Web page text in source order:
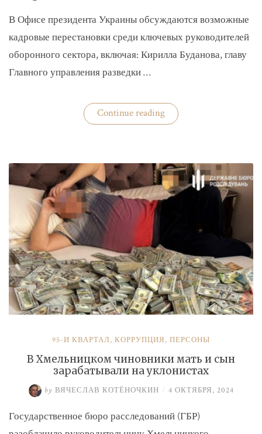
В Офисе президента Украины обсуждаются возможные
кадровые перестановки среди ключевых руководителей
оборонного сектора, включая: Кирилла Буданова, главу
Главного управления разведки …
Continue reading«На
Банковой
Буданова
и
Умерова»
95-Й КВАРТАЛ, КОРРУПЦИЯ, ПЕРСОНЫ
В Хмельницком чиновники мать и сын
зарабатывали на уклонистах
by ВЯЧЕСЛАВ КОТЁНОЧКИН / 4 ОКТЯБРЯ, 2024
Государственное бюро расследований (ГБР)